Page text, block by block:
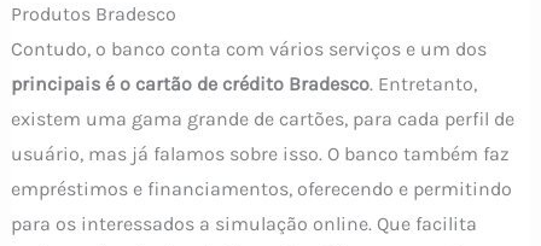
Produtos Bradesco
Contudo, o banco conta com vários serviços e um dos
principais é o cartão de crédito Bradesco. Entretanto,
existem uma gama grande de cartões, para cada perfil de
usuário, mas já falamos sobre isso. O banco também faz
empréstimos e financiamentos, oferecendo e permitindo
para os interessados a simulação online. Que facilita